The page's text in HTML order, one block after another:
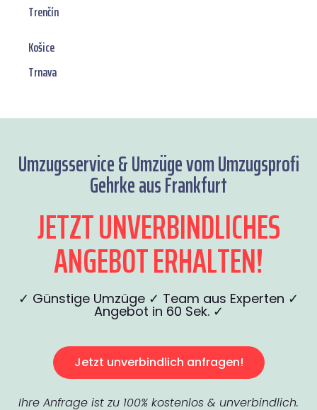
Trenčín
Košice
Trnava
Umzugsservice & Umzüge vom Umzugsprofi
Gehrke aus Frankfurt
JETZT UNVERBINDLICHES
ANGEBOT ERHALTEN!
✓ Günstige Umzüge ✓ Team aus Experten ✓
Angebot in 60 Sek. ✓
Jetzt unverbindlich anfragen!
Ihre Anfrage ist zu 100% kostenlos & unverbindlich.